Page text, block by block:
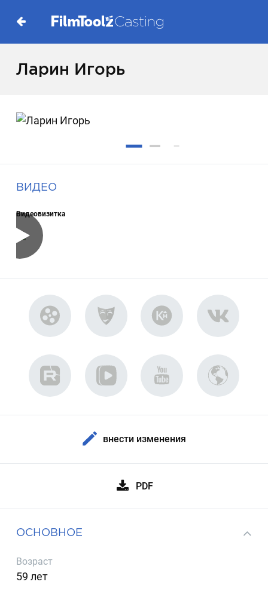
Ларин Игорь
ВИДЕО
Видеовизитка
внести изменения
PDF
ОСНОВНОЕ
Возраст
59 лет